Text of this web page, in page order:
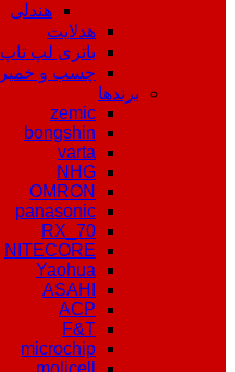
هندلی
هدلایت
باتری لپ تاپ
چسب و خمیر
برندها
zemic
bongshin
varta
NHG
OMRON
panasonic
RX_70
NITECORE
Yaohua
ASAHI
ACP
F&T
microchip
molicell